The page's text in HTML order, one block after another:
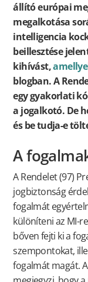
állító európai
megalkotása
intelligencia
beillesztése
kihívást,
blogban. A
egy gyakorlati
a jogalkotó. De
és be tudja-e
A
A Rendelet (97)
jogbiztonság
fogalmát
különíteni az MI-
bőven fejti ki a
szempontokat,
fogalmát magát.